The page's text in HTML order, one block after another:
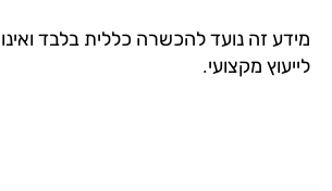
זה נועד להכשרה כללית בלבד ואינו
מקצועי.